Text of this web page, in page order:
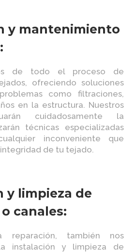
y mantenimiento
de todo el proceso de
ofreciendo soluciones
como filtraciones,
en la estructura. Nuestros
cuidadosamente la
técnicas especializadas
inconveniente que
de tu tejado.
y limpieza de
canales:
reparación, también nos
instalación y limpieza de